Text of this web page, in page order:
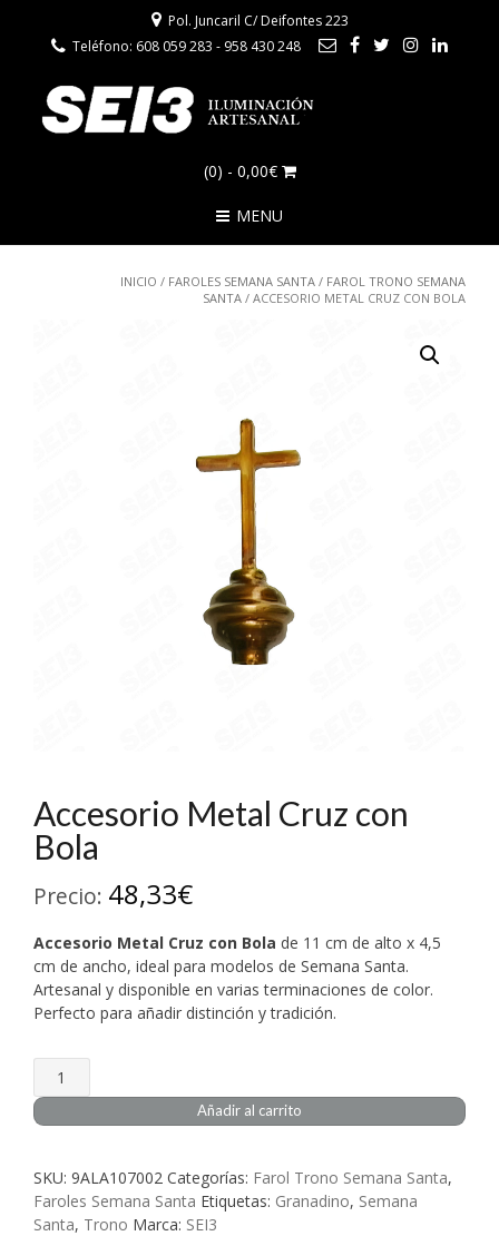
Pol. Juncaril C/ Deifontes 223
Teléfono: 608 059 283 - 958 430 248
(0) - 0,00€
MENU
INICIO / FAROLES SEMANA SANTA / FAROL TRONO SEMANA
SANTA / ACCESORIO METAL CRUZ CON BOLA
Accesorio Metal Cruz con
Bola
Precio: 48,33€
Accesorio Metal Cruz con Bola de 11 cm de alto x 4,5
cm de ancho, ideal para modelos de Semana Santa.
Artesanal y disponible en varias terminaciones de color.
Perfecto para añadir distinción y tradición.
Accesorio
Metal
Cruz
cantidad
Añadir al carrito
SKU: 9ALA107002 Categorías: Farol Trono Semana Santa,
Faroles Semana Santa Etiquetas: Granadino, Semana
Santa, Trono Marca: SEI3